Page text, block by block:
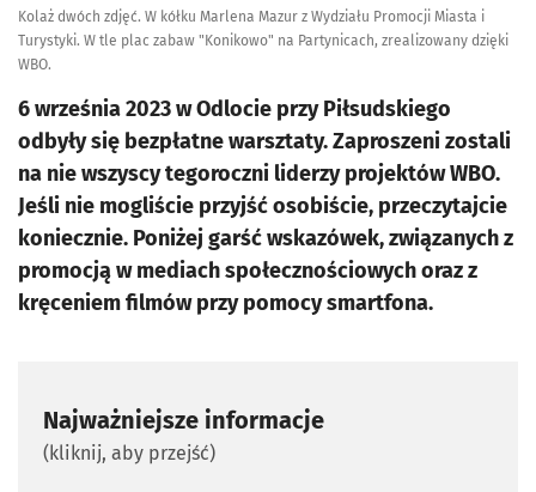
Kolaż dwóch zdjęć. W kółku Marlena Mazur z Wydziału Promocji Miasta i
Turystyki. W tle plac zabaw "Konikowo" na Partynicach, zrealizowany dzięki
WBO.
6 września 2023 w Odlocie przy Piłsudskiego
odbyły się bezpłatne warsztaty. Zaproszeni zostali
na nie wszyscy tegoroczni liderzy projektów WBO.
Jeśli nie mogliście przyjść osobiście, przeczytajcie
koniecznie. Poniżej garść wskazówek, związanych z
promocją w mediach społecznościowych oraz z
kręceniem filmów przy pomocy smartfona.
Najważniejsze informacje
(kliknij, aby przejść)